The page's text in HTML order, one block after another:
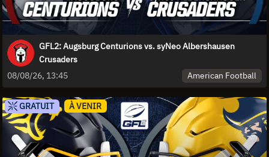
GFL2: Augsburg Centurions vs. syNeo Albershausen
Crusaders
08/08/26, 13:45
American Football
GRATUIT À VENIR